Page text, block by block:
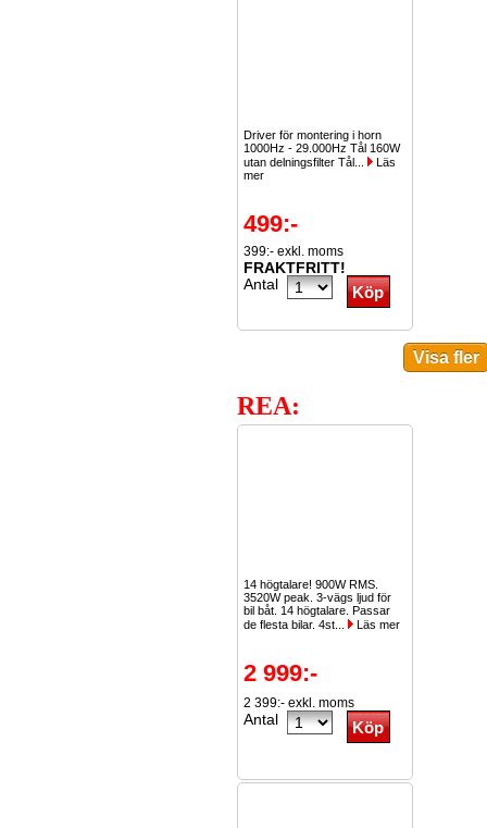
Driver för montering i horn
1000Hz - 29.000Hz Tål 160W
utan delningsfilter Tål...
Läs
mer
499:-
399:- exkl. moms
FRAKTFRITT!
Antal
REA:
14 högtalare! 900W RMS.
3520W peak. 3-vägs ljud för
bil båt. 14 högtalare. Passar
de flesta bilar. 4st...
Läs mer
2 999:-
2 399:- exkl. moms
Antal